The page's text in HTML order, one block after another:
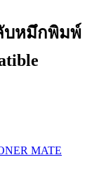
บหมึกพิมพ์
MATE